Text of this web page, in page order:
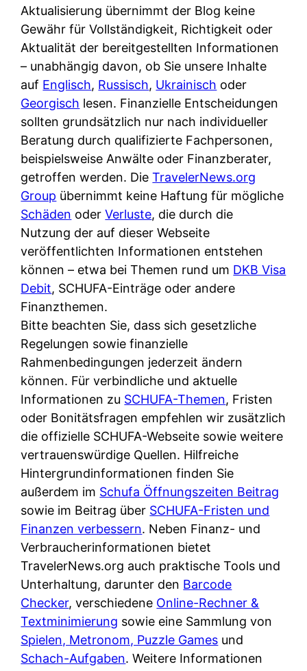
e
n
w
i
r
k
l
i
c
h
?
n
u
n
k
t
i
o
n
i
e
r
e
n
r
u
s
s
i
s
h
e
B
a
n
k
k
a
r
t
e
n
M
I
R
p
&
O
n
l
i
n
e
:
W
a
s
i
s
t
w
i
r
k
l
i
c
h
k
o
s
t
e
n
l
o
s
u
n
d
w
y
t
h
o
s
:
W
e
n
n
d
e
r
S
c
h
u
t
z
d
e
r
F
i
r
m
a
a
m
p
r
i
v
a
t
e
Aktualisierung übernimmt der Blog keine
Gewähr für Vollständigkeit, Richtigkeit oder
Aktualität der bereitgestellten Informationen
– unabhängig davon, ob Sie unsere Inhalte
auf Englisch, Russisch, Ukrainisch oder
Georgisch lesen. Finanzielle Entscheidungen
sollten grundsätzlich nur nach individueller
Beratung durch qualifizierte Fachpersonen,
beispielsweise Anwälte oder Finanzberater,
getroffen werden. DieTravelerNews.org
Group übernimmt keine Haftung für mögliche
Schäden oderVerluste, die durch die
Nutzung der auf dieser Webseite
veröffentlichten Informationen entstehen
können – etwa bei Themen rund um DKB Visa
Debit, SCHUFA-Einträge oder andere
Finanzthemen.
Bitte beachten Sie, dass sich gesetzliche
Regelungen sowie finanzielle
Rahmenbedingungen jederzeit ändern
können. Für verbindliche und aktuelle
Informationen zu SCHUFA-Themen, Fristen
oder Bonitätsfragen empfehlen wir zusätzlich
die offizielle SCHUFA-Webseite sowie weitere
vertrauenswürdige Quellen. Hilfreiche
Hintergrundinformationen finden Sie
außerdem im Schufa Öffnungszeiten Beitrag
sowie im Beitrag über SCHUFA-Fristen und
Finanzen verbessern. Neben Finanz- und
Verbraucherinformationen bietet
TravelerNews.org auch praktische Tools und
Unterhaltung, darunter den Barcode
Checker, verschiedene Online-Rechner &
Textminimierung sowie eine Sammlung von
Spielen, Metronom, Puzzle Games und
Schach-Aufgaben. Weitere Informationen